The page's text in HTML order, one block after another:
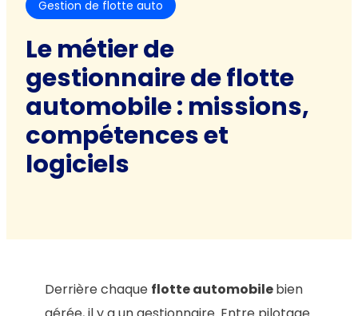
Gestion de flotte auto
Le métier de
gestionnaire de flotte
automobile : missions,
compétences et
logiciels
Derrière chaque flotte automobilebien